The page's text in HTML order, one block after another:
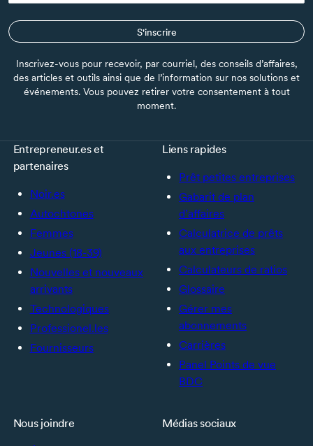
S'inscrire
Inscrivez-vous pour recevoir, par courriel, des conseils d’affaires,
des articles et outils ainsi que de l’information sur nos solutions et
événements. Vous pouvez retirer votre consentement à tout
moment.
Entrepreneur.es et
partenaires
Noir.es
Autochtones
Femmes
Jeunes (18-39)
Nouvelles et nouveaux
arrivants
Technologiques
Professionel.les
Fournisseurs
Liens rapides
Prêt petites entreprises
Gabarit de plan
d’affaires
Calculatrice de prêts
aux entreprises
Calculateurs de ratios
Glossaire
Gérer mes
abonnements
Carrières
Panel Points de vue
BDC
Nous joindre Médias sociaux